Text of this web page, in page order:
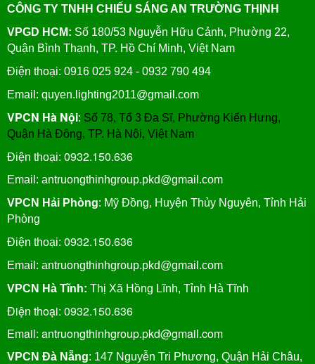
CÔNG TY TNHH CHIẾU SÁNG AN TRƯỜNG THỊNH
VPGD HCM: Số 180/53 Nguyễn Hữu Cảnh, Phường 22,
Quận Bình Thạnh, TP. Hồ Chí Minh, Việt Nam
Điện thoại: 0916 025 924 - 0932 790 494
Email: quyen.lighting2011@gmail.com
VPCN Hà Nội: Số 78, Tổ 3 Đa Sĩ, Phường Kiến Hưng,
Quận Hà Đông, TP. Hà Nội, Việt Nam
Điện thoại: 0932.150.636
Email: antruongthinhgroup.pkd@gmail.com
VPCN Hải Phòng: Mỹ Đồng, Huyện Thủy Nguyên, Tỉnh Hải
Phòng
Điện thoại: 0932.150.636
Email: antruongthinhgroup.pkd@gmail.com
VPCN Hà Tĩnh: Thị Xã Hồng Lĩnh, Tỉnh Hà Tĩnh
Điện thoại: 0932.150.636
Email: antruongthinhgroup.pkd@gmail.com
VPCN Đà Nẵng: 147 Nguyễn Tri Phương, Quận Hải Châu,